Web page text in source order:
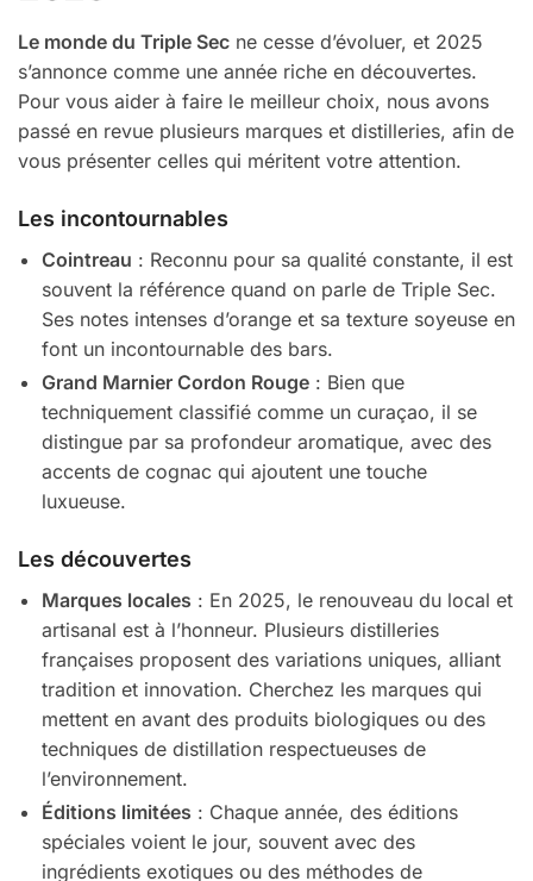
Le monde du Triple Sec ne cesse d’évoluer, et 2025
s’annonce comme une année riche en découvertes.
Pour vous aider à faire le meilleur choix, nous avons
passé en revue plusieurs marques et distilleries, afin de
vous présenter celles qui méritent votre attention.
Les incontournables
Cointreau : Reconnu pour sa qualité constante, il est
souvent la référence quand on parle de Triple Sec.
Ses notes intenses d’orange et sa texture soyeuse en
font un incontournable des bars.
Grand Marnier Cordon Rouge : Bien que
techniquement classifié comme un curaçao, il se
distingue par sa profondeur aromatique, avec des
accents de cognac qui ajoutent une touche
luxueuse.
Les découvertes
Marques locales : En 2025, le renouveau du local et
artisanal est à l’honneur. Plusieurs distilleries
françaises proposent des variations uniques, alliant
tradition et innovation. Cherchez les marques qui
mettent en avant des produits biologiques ou des
techniques de distillation respectueuses de
l’environnement.
Éditions limitées : Chaque année, des éditions
spéciales voient le jour, souvent avec des
ingrédients exotiques ou des méthodes de